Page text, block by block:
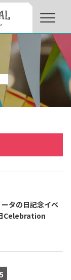
About Tequila Journal
What’s Tequila
How to Drink Tequila
タの日記念イベ
Celebration